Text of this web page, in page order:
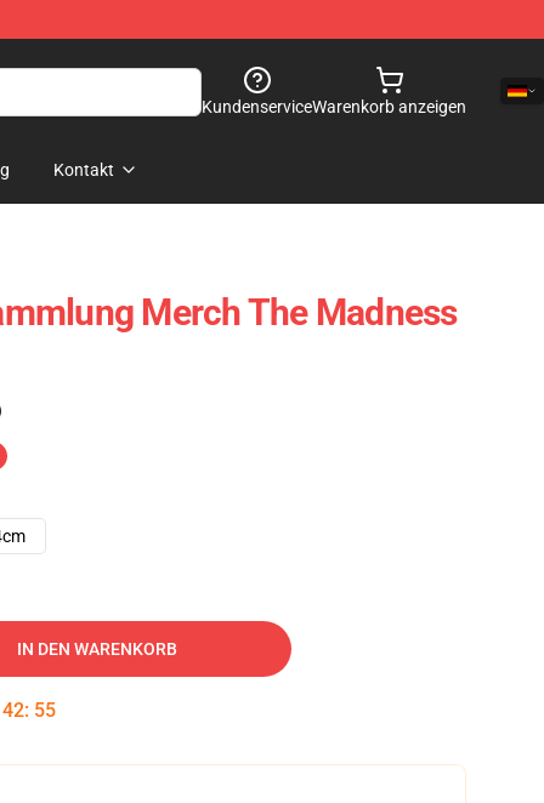
KundenserviceWarenkorb anzeigen
Kontakt
Merch The Madness
IN DEN WARENKORB
42: 54